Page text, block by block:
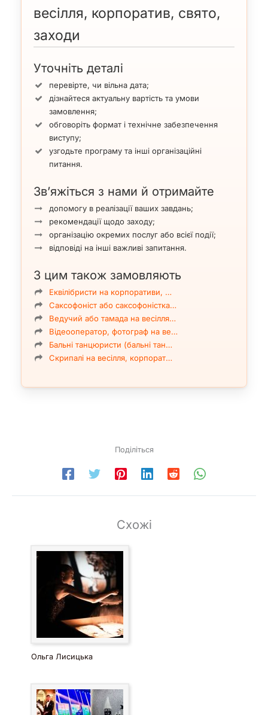
весілля, корпоратив, свято,
заходи
Уточніть деталі
перевірте, чи вільна дата;
дізнайтеся актуальну вартість та умови
замовлення;
обговоріть формат і технічне забезпечення
виступу;
узгодьте програму та інші організаційні
питання.
Зв’яжіться з нами й отримайте
допомогу в реалізації ваших завдань;
рекомендації щодо заходу;
організацію окремих послуг або всієї події;
відповіді на інші важливі запитання.
З цим також замовляють
Еквілібристи на корпоративи, …
Саксофоніст або саксофоністка…
Ведучий або тамада на весілля…
Відеооператор, фотограф на ве…
Бальні танцюристи (бальні тан…
Скрипалі на весілля, корпорат…
Поділіться
Схожі
Ольга Лисицька